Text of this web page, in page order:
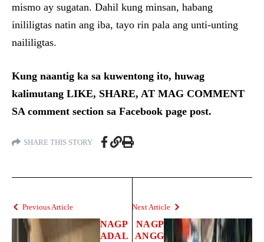
mismo ay sugatan. Dahil kung minsan, habang
inililigtas natin ang iba, tayo rin pala ang unti-unting
naililigtas.
Kung naantig ka sa kuwentong ito, huwag
kalimutang LIKE, SHARE, AT MAG COMMENT
SA comment section sa Facebook page post.
SHARE THIS STORY
Previous Article
NAGP
ADAL
Next Article
NAGP
ANGG